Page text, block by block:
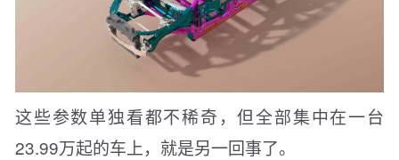
这些参数单独看都不稀奇，但全部集中在一台
23.99万起的车上，就是另一回事了。